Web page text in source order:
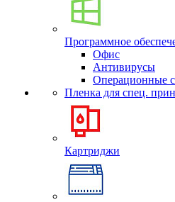
Программное
Офис
Антивирусы
Операционные
Пленка для спец.
Картриджи